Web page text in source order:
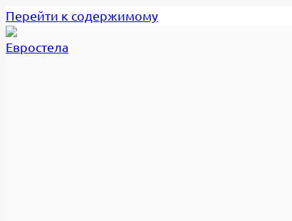
Перейти к содержимому